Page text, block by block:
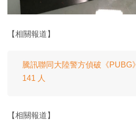
【相關報道】
騰訊聯同大陸警方偵破《PUBG
141 人
【相關報道】